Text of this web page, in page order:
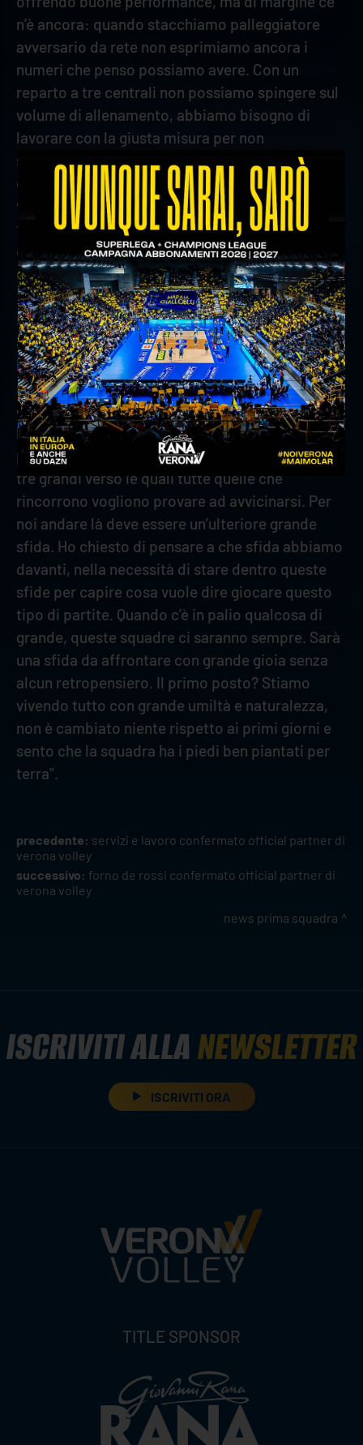
n’è ancora: quando stacchiamo palleggiatore
avversario da rete non esprimiamo ancora i
numeri che penso possiamo avere. Con un
reparto a tre centrali non possiamo spingere sul
volume di allenamento, abbiamo bisogno di
lavorare con la giusta misura per non
sovraccaricare eccessivamente i giocatori,
quando tornerà Zingel conto di aumentare il
volume di lavoro sui centrali. Sarà importante
toccare qualche palla in più, difendere e
contrattaccare più che avere la pretesa di
chiudere muri vincenti”.
In seguito, ha detto: “Più che pensare
all’eventuale bestia nera, faccio una valutazione
legata alla società di Civitanova, che nella sua
storia ha sempre frequentato i piani altissimi del
campionato. Non solo Verona ha fatto fatica,
l’anno scorso era un Inferno giocare là in un anno
per loro di rinnovamento. Fa parte di una delle
tre grandi verso le quali tutte quelle che
rincorrono vogliono provare ad avvicinarsi. Per
noi andare là deve essere un’ulteriore grande
sfida. Ho chiesto di pensare a che sfida abbiamo
davanti, nella necessità di stare dentro queste
sfide per capire cosa vuole dire giocare questo
tipo di partite. Quando c’è in palio qualcosa di
grande, queste squadre ci saranno sempre. Sarà
una sfida da affrontare con grande gioia senza
alcun retropensiero. Il primo posto? Stiamo
vivendo tutto con grande umiltà e naturalezza,
non è cambiato niente rispetto ai primi giorni e
sento che la squadra ha i piedi ben piantati per
terra”.
precedente: servizi e lavoro confermato official partner di
verona volley
successivo: forno de rossi confermato official partner di
verona volley
news prima squadra
ISCRIVITI ALLANEWSLETTER
ISCRIVITI ORA
TITLE SPONSOR